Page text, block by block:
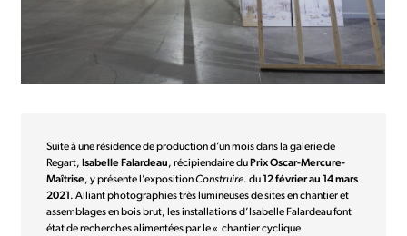
Suite à une résidence de production d’un mois dans la galerie de
Regart,Isabelle Falardeau, récipiendaire duPrix Oscar-Mercure-
Maîtrise, y présente l’expositionConstruire. du 12 février au 14 mars
2021. Alliant photographies très lumineuses de sites en chantier et
assemblages en bois brut, les installations d’Isabelle Falardeau font
état de recherches alimentées par le « chantier cyclique